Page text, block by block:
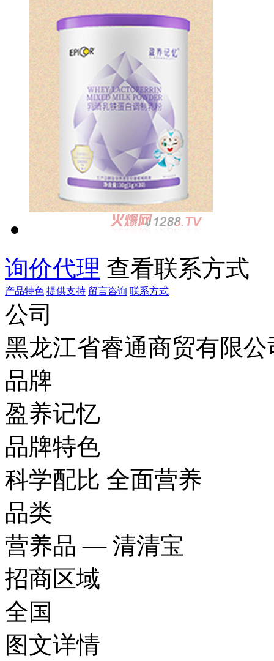
询价代理 查看联系方式
产品特色 提供支持 留言咨询 联系方式
公司
黑龙江省睿通商贸有限
品牌
盈养记忆
品牌特色
科学配比 全面营养
品类
营养品 — 清清宝
招商区域
全国
图文详情